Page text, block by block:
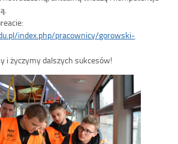
index.php/pracownicy/gorowski-
i życzymy dalszych sukcesów!